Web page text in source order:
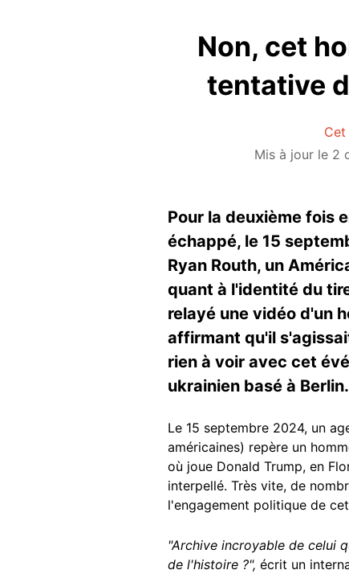
Non, cet
tentative
Mis à jour le 2
Pour la deuxième fois
échappé, le 15
Ryan Routh, un
quant à l'identité du
relayé une vidéo d'un
affirmant qu'il
rien à voir avec cet
ukrainien basé à Berlin.
Le 15 septembre 2024, un
américaines) repère un
où joue Donald Trump, en
interpellé. Très vite, de
l'engagement politique de
"Archive incroyable de celui
de l'histoire ?", écrit un